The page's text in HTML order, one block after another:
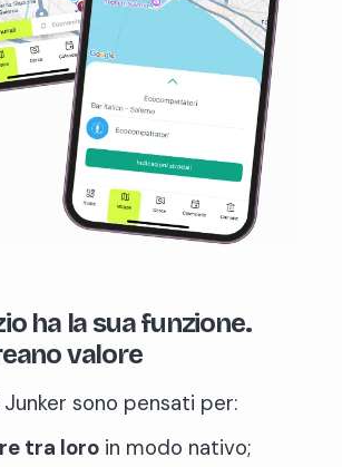
ha la sua funzione.
valore
sono pensati per:
tra loroin modo nativo;